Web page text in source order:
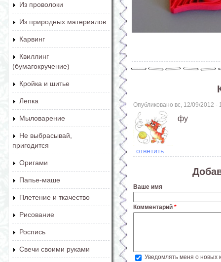
Из проволоки
Из природных материалов
Карвинг
Квиллинг
(бумагокручение)
Кройка и шитье
Лепка
Мыловарение
Не выбрасывай,
пригодится
Оригами
Папье-маше
Плетение и ткачество
Рисование
Роспись
Свечи своими руками
Опубликовано вс, 12/09/2012
фу
ответить
Ваше имя
Комментарий *
Уведомлять меня о новых